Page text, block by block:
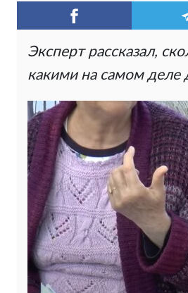
Эксперт рассказал,
какими на самом